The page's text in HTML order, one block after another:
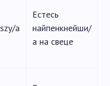
a
Естесь
найпенкнейши/
а на свеце